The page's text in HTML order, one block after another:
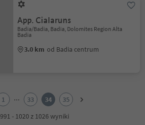
App. Cialaruns
Badia/Badia, Badia, Dolomites Region Alta
Badia
3.0 km od Badia centrum
1 ... 33 34
35
991 - 1020 z 1026 wyniki